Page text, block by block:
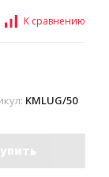
К сравнению
KMLUG/50